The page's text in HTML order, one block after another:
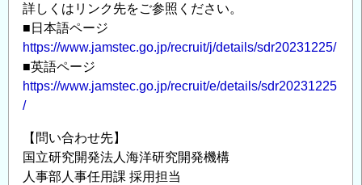
部
門
地
震
発
帯
研
究
詳しくはリンク先をご参照ください。
■日本語ページ
https://www.jamstec.go.jp/recruit/j/details/sdr20231225/
■英語ページ
https://www.jamstec.go.jp/recruit/e/details/sdr20231225
/
【問い合わせ先】
国立研究開発法人海洋研究開発機構
人事部人事任用課 採用担当